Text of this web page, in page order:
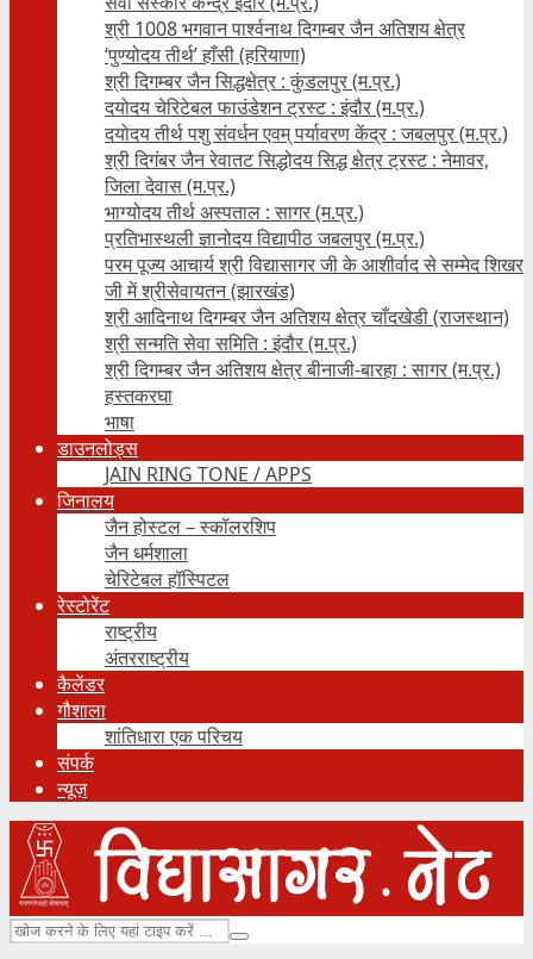
श्री 1008 भगवान पार्श्वनाथ दिगम्बर जैन अतिशय क्षे‍त्र
‘पुण्योदय तीर्थ’ हाँसी (हरियाणा)
श्री दिगम्बर जैन सिद्धक्षेत्र : कुंडलपुर (म.प्र.)
दयोदय चेरिटेबल फाउंडेशन ट्रस्ट : इंदौर (म.प्र.)
दयोदय तीर्थ पशु संवर्धन एवम्‌ पर्यावरण केंद्र : जबलपुर (म.प्र.)
श्री दिगंबर जैन रेवातट सिद्धोदय सिद्ध क्षेत्र ट्रस्ट : नेमावर,
जिला देवास (म.प्र.)
भाग्योदय तीर्थ अस्पताल : सागर (म.प्र.)
प्रतिभास्थली ज्ञानोदय विद्यापीठ जबलपुर (म.प्र.)
परम पूज्य आचार्य श्री विद्यासागर जी के आशीर्वाद से सम्मेद शिखर
जी में श्रीसेवायतन (झारखंड)
श्री आदिनाथ दिगम्बर जैन अतिशय क्षेत्र चाँदखेडी (राजस्थान)
श्री सन्मति सेवा समिति : इंदौर (म.प्र.)
श्री दिगम्बर जैन अतिशय क्षेत्र बीनाजी-बारहा : सागर (म.प्र.)
हस्तकरघा
भाषा
डाउनलोड्स
JAIN RING TONE / APPS
जिनालय
जैन होस्टल – स्कॉलरशिप
जैन धर्मशाला
चेरिटेबल हॉस्पिटल
रेस्टोरेंट
राष्ट्रीय
अंतरराष्ट्रीय
कैलेंडर
गौशाला
शांतिधारा एक परिचय
संपर्क
न्यूज़